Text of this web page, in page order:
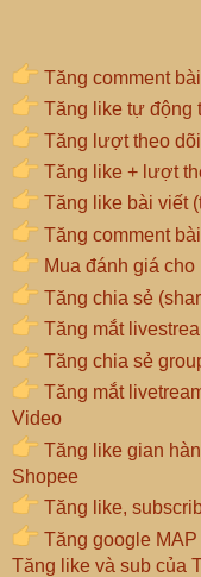
Tăng comment
Tăng like tự động
Tăng lượt theo
Tăng like + lượt
Tăng like bài viết
Tăng comment
Mua đánh giá
Tăng chia sẻ
Tăng mắt
Tăng chia sẻ
Tăng mắt
Video
Tăng like gian
Shopee
Tăng like,
Tăng google
Tăng like và sub của